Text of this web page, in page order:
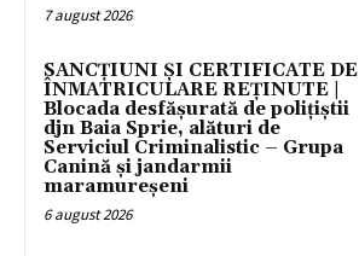
7 august 2026
SANCȚIUNI ȘI CERTIFICATE DE
ÎNMATRICULARE REȚINUTE |
Blocada desfășurată de polițiștii
djn Baia Sprie, alături de
Serviciul Criminalistic – Grupa
Canină și jandarmii
maramureșeni
6 august 2026